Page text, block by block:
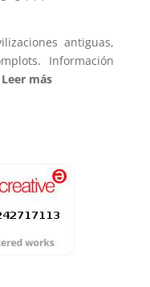
antiguas,
Información
Leer más